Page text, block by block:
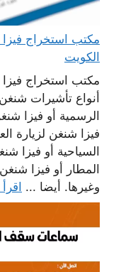
الكويت
مكتب استخراج
أنواع تأشيرات
الرسمية أو فيزا
فيزا شنغن لزيارة
السياحية أو فيزا
المطار أو فيزا
وغيرها. أيضا ...